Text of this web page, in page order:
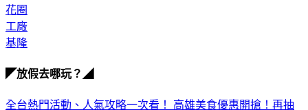
工廠
基隆
萬元住宿券下載食尚玩家APP！免費領取優惠券